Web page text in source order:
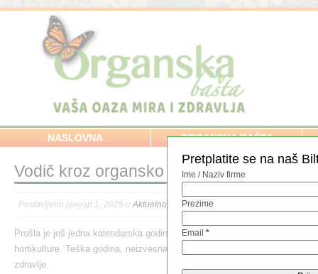
NASLOVNA ORGANSKA BAŠTA
Vodič kroz organsko baštovanstvo –
Postavljeno јануар 1, 2025 u Aktuelno Kalendar radova
Prošla je još jedna kalendarska godina, veoma važna za organske
hortikulture. Teška godina, neizvesna i prilično nervozna, puna zebnje i
zdravlje.
Pretplatite se na naš
Ime / Naziv firme
Prezime
Email *